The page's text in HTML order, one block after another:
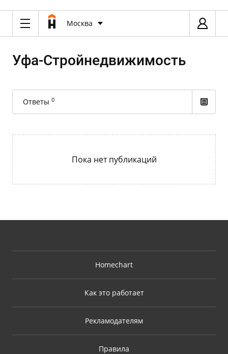
Москва
Уфа-Cтройнедвижимость
Ответы 0
Пока нет публикаций
Homechart
Как это работает
Рекламодателям
Правила